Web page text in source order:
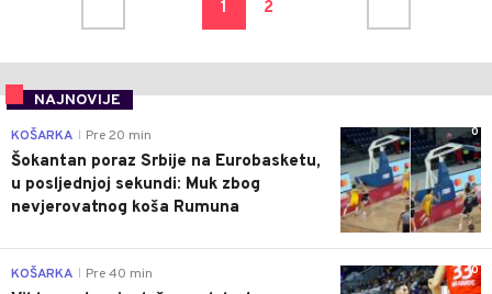
1 2
NAJNOVIJE
0
KOŠARKA Pre 20 min
Šokantan poraz Srbije na Eurobasketu,
u posljednjoj sekundi: Muk zbog
nevjerovatnog koša Rumuna
0
KOŠARKA Pre 40 min